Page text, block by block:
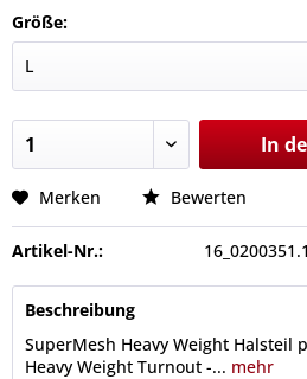
Größe:
In
Merken Bewerten
Artikel-Nr.: 16_0200351.1
Beschreibung
SuperMesh Heavy Weight Halsteil
Heavy Weight Turnout -... mehr